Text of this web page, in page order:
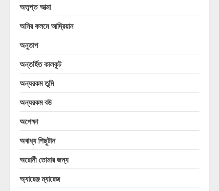
অতৃপ্ত আত্মা
অনির কলমে আদ্রিয়ান
অনুতাপ
অন্তর্হিত কালকূট
অন্যরকম তুমি
অন্যরকম বউ
অপেক্ষা
অবাধ্য পিছুটান
অরোনী তোমার জন্য
অ্যারেঞ্জ ম্যারেজ